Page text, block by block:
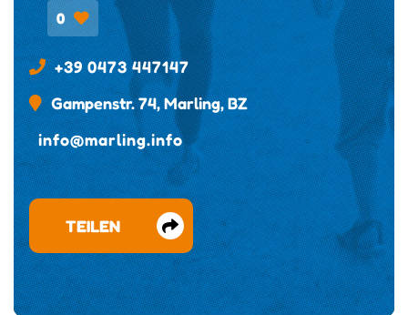
0
+39 0473 447147
Gampenstr. 74, Marling, BZ
info@marling.info
TEILEN